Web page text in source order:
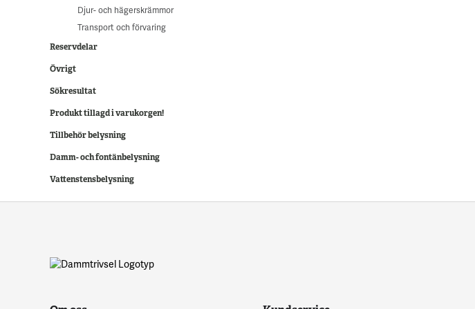
Djur- och hägerskrämmor
Transport och förvaring
Reservdelar
Övrigt
Sökresultat
Produkt tillagd i varukorgen!
Tillbehör belysning
Damm- och fontänbelysning
Vattenstensbelysning